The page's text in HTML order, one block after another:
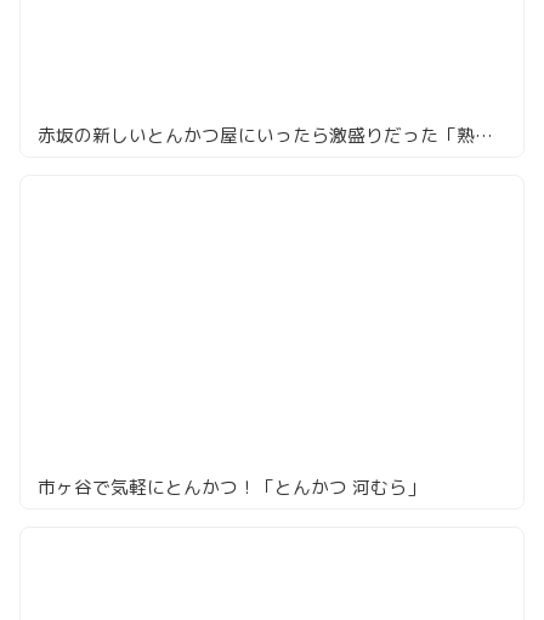
赤坂の新しいとんかつ屋にいったら激盛りだった「熟豚 三代目 蔵司」
市ヶ谷で気軽にとんかつ！「とんかつ 河むら」